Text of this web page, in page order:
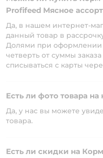
Profifeed Мясное
Да, в нашем интернет-
данный товар в
Долями при оформлении
четверть от суммы
списываться с карты
Есть ли фото товара
Да, у нас вы можете
товара.
Есть ли скидки на